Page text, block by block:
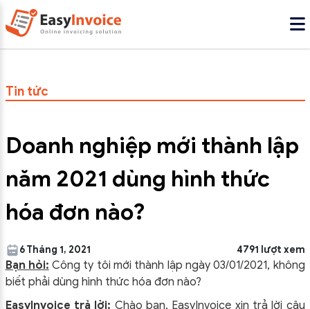
Tin tức
Doanh nghiệp mới thành lập
năm 2021 dùng hình thức
hóa đơn nào?
6 Tháng 1, 2021 4791 lượt xem
Bạn hỏi: Công ty tôi mới thành lập ngày 03/01/2021, không
biết phải dùng hình thức hóa đơn nào?
EasyInvoice trả lời: Chào bạn, EasyInvoice xin trả lời câu